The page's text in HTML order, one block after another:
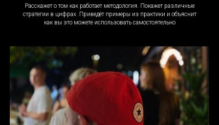
Расскажет о том как работает методология. Покажет различные
стратегии в цифрах. Приведёт примеры из практики и объяснит
как вы это можете использовать самостоятельно